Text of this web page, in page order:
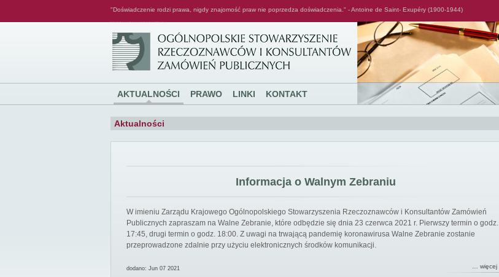
"Doświadczenie rodzi prawa, nigdy znajomość praw nie poprzedza doświadczenia." - Antoine de Saint- Exupéry (1900-1944)
AKTUALNOŚCI PRAWO LINKI KONTAKT
Aktualności
Informacja o Walnym Zebraniu
W imieniu Zarządu Krajowego Ogólnopolskiego Stowarzyszenia Rzeczoznawców i Konsultantów Zamówień
Publicznych zapraszam na Walne Zebranie, które odbędzie się dnia 23 czerwca 2021 r. Pierwszy termin o godz.
17:45, drugi termin o godz. 18:00. Z uwagi na trwającą pandemię koronawirusa Walne Zebranie zostanie
przeprowadzone zdalnie przy użyciu elektronicznych środków komunikacji.
dodano: Jun 07 2021 … więcej